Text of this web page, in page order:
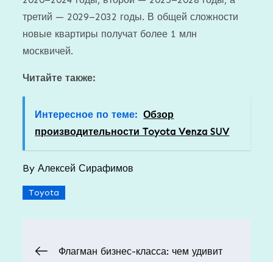
третий — 2029–2032 годы. В общей сложности
новые квартиры получат более 1 млн
москвичей.
Читайте также:
Интересное по теме: Обзор
производительности Toyota Venza SUV
ByАлексей Сирафимов
Toyota
Навигация
Флагман бизнес-класса: чем удивит